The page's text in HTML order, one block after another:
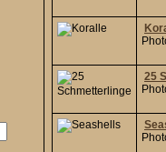
25